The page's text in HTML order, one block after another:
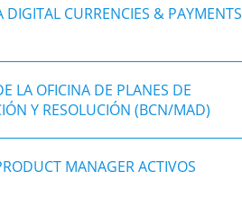
DIGITAL CURRENCIES & PAYMENTS
LA OFICINA DE PLANES DE
Y RESOLUCIÓN (BCN/MAD)
MANAGER ACTIVOS